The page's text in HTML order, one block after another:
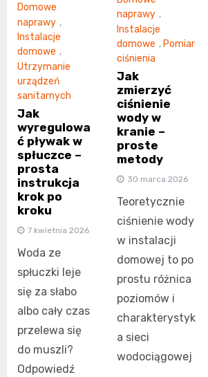
Domowe
naprawy ,
Instalacje
domowe ,
Utrzymanie
urządzeń
sanitarnych
Jak
wyregulowa
ć pływak w
spłuczce –
prosta
instrukcja
krok po
kroku
7 kwietnia 2026
Woda ze
spłuczki leje
się za słabo
albo cały czas
przelewa się
do muszli?
Odpowiedź
naprawy ,
Instalacje
domowe , Pomiar
ciśnienia
Jak
zmierzyć
ciśnienie
wody w
kranie –
proste
metody
30 marca 2026
Teoretycznie
ciśnienie wody
w instalacji
domowej to po
prostu różnica
poziomów i
charakterystyk
a sieci
wodociągowej